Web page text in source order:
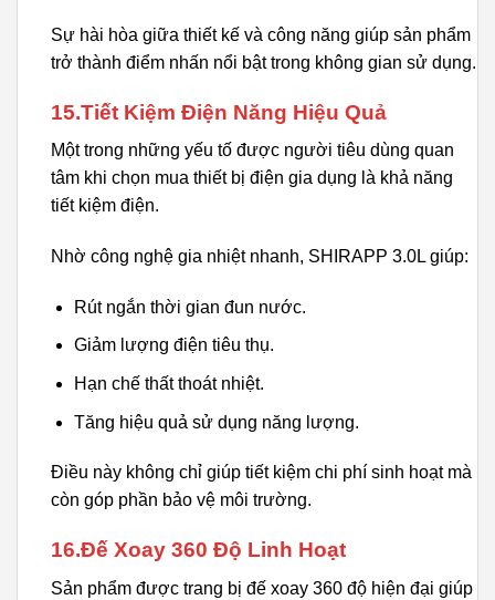
Sự hài hòa giữa thiết kế và công năng giúp sản phẩm
trở thành điểm nhấn nổi bật trong không gian sử dụng.
15.Tiết Kiệm Điện Năng Hiệu Quả
Một trong những yếu tố được người tiêu dùng quan
tâm khi chọn mua thiết bị điện gia dụng là khả năng
tiết kiệm điện.
Nhờ công nghệ gia nhiệt nhanh, SHIRAPP 3.0L giúp:
Rút ngắn thời gian đun nước.
Giảm lượng điện tiêu thụ.
Hạn chế thất thoát nhiệt.
Tăng hiệu quả sử dụng năng lượng.
Điều này không chỉ giúp tiết kiệm chi phí sinh hoạt mà
còn góp phần bảo vệ môi trường.
16.Đế Xoay 360 Độ Linh Hoạt
Sản phẩm được trang bị đế xoay 360 độ hiện đại giúp